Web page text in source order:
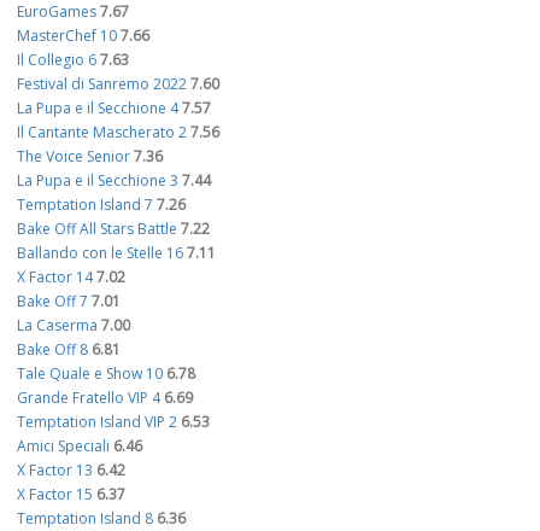
EuroGames7.67
MasterChef 107.66
Il Collegio 67.63
Festival di Sanremo 20227.60
La Pupa e il Secchione 47.57
Il Cantante Mascherato 27.56
The Voice Senior7.36
La Pupa e il Secchione 3 7.44
Temptation Island 7 7.26
Bake Off All Stars Battle 7.22
Ballando con le Stelle 167.11
X Factor 147.02
Bake Off 7 7.01
La Caserma 7.00
Bake Off 8 6.81
Tale Quale e Show 10 6.78
Grande Fratello VIP 4 6.69
Temptation Island VIP 2 6.53
Amici Speciali 6.46
X Factor 13 6.42
X Factor 15 6.37
Temptation Island 8 6.36